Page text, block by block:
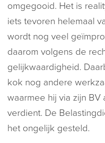
omgegooid. Het is
iets tevoren helemaal
wordt nog veel
daarom volgens de
gelijkwaardigheid.
kok nog andere
waarmee hij via zijn
verdient. De
het ongelijk gesteld.